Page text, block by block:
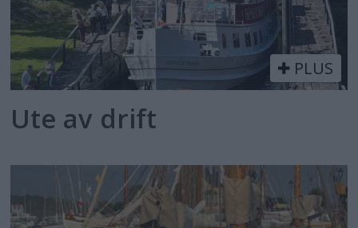
PLUS
Ute av drift